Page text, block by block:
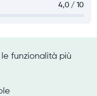
4,0 / 10
funzionalità più